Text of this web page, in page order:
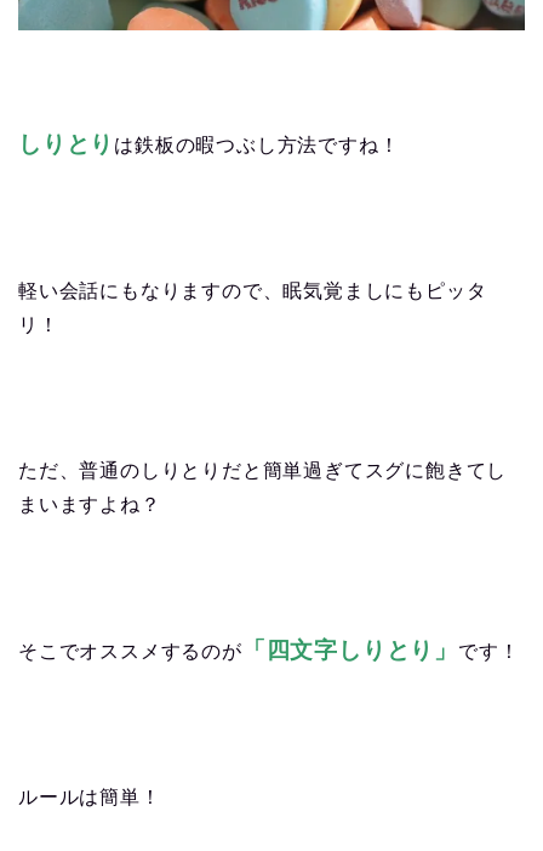
しりとり は鉄板の暇つぶし方法ですね！
軽い会話にもなりますので、眠気覚ましにもピッタ
リ！
ただ、普通のしりとりだと簡単過ぎてスグに飽きてし
まいますよね？
そこでオススメするのが 「四文字しりとり」 です！
ルールは簡単！